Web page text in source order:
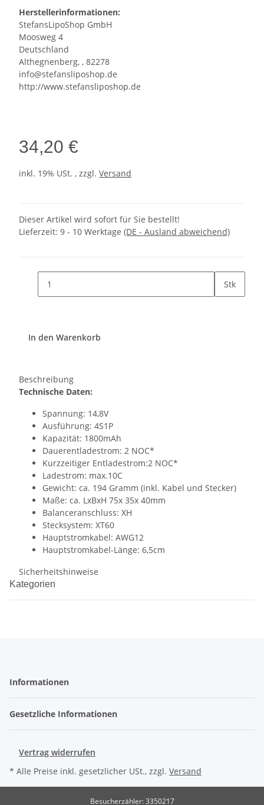
Herstellerinformationen:
StefansLipoShop GmbH
Moosweg 4
Deutschland
Althegnenberg, , 82278
info@stefansliposhop.de
http://www.stefansliposhop.de
34,20 €
inkl. 19% USt. , zzgl. Versand
Dieser Artikel wird sofort für Sie bestellt!
Lieferzeit: 9 - 10 Werktage (DE - Ausland abweichend)
Stk
In den Warenkorb
Beschreibung
Technische Daten:
Spannung: 14,8V
Ausführung: 4S1P
Kapazität: 1800mAh
Dauerentladestrom: 2 NOC*
Kurzzeitiger Entladestrom:2 NOC*
Ladestrom: max.10C
Gewicht: ca. 194 Gramm (inkl. Kabel und Stecker)
Maße: ca. LxBxH 75x 35x 40mm
Balanceranschluss: XH
Stecksystem: XT60
Hauptstromkabel: AWG12
Hauptstromkabel-Länge: 6,5cm
Sicherheitshinweise
Kategorien
Informationen
Gesetzliche Informationen
Vertrag widerrufen
* Alle Preise inkl. gesetzlicher USt., zzgl. Versand
Besucherzähler: 3350217